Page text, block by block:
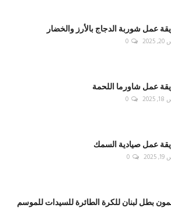
عمل شوربة الدجاج بالأرز والخضار
0
عمل شاورما اللحمة
0
عمل صيادية السمك
0
بطل لبنان للكرة الطائرة للسيدات للموسم